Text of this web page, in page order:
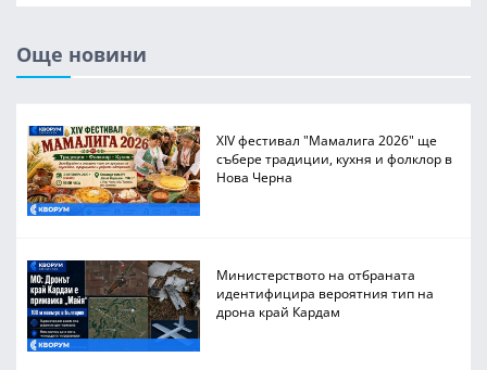
Още новини
XIV фестивал "Мамалига 2026" ще
събере традиции, кухня и фолклор в
Нова Черна
Министерството на отбраната
идентифицира вероятния тип на
дрона край Кардам